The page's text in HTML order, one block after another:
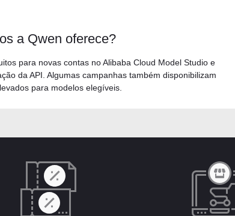
a Qwen oferece?
para novas contas no Alibaba Cloud Model Studio e
da API. Algumas campanhas também disponibilizam
para modelos elegíveis.